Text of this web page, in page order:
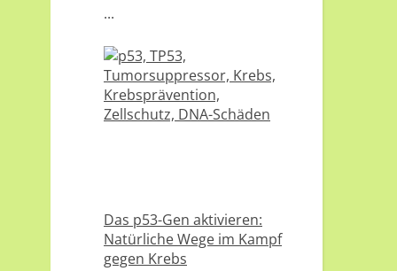
...
Das p53-Gen aktivieren:
Natürliche Wege im Kampf
gegen Krebs